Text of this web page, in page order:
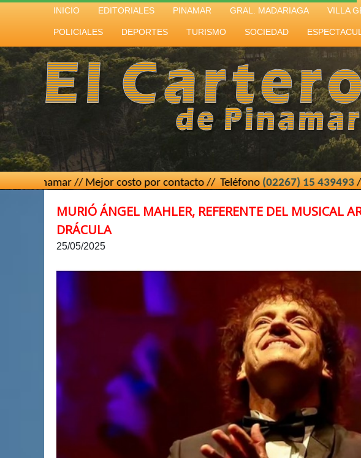
INICIO EDITORIALES PINAMAR GRAL. MADARIAGA VILLA
POLICIALES DEPORTES TURISMO SOCIEDAD
// Mejor costo por contacto // Teléfono(02267) 15 439493// El Cartero
MURIÓ ÁNGEL MAHLER, REFERENTE DEL MUSICAL
DRÁCULA
25/05/2025